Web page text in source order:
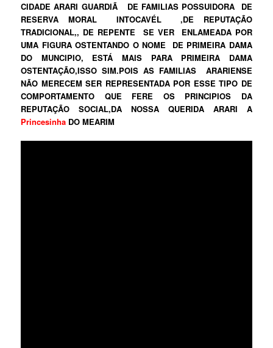
CIDADE ARARI GUARDIÃ DE FAMILIAS POSSUIDORA DE
RESERVA MORAL INTOCAVÉL ,DE REPUTAÇÃO
TRADICIONAL,, DE REPENTE SE VER ENLAMEADA POR
UMA FIGURA OSTENTANDO O NOME DE PRIMEIRA DAMA
DO MUNCIPIO, ESTÁ MAIS PARA PRIMEIRA DAMA
OSTENTAÇÃO,ISSO SIM.POIS AS FAMILIAS ARARIENSE
NÃO MERECEM SER REPRESENTADA POR ESSE TIPO DE
COMPORTAMENTO QUE FERE OS PRINCIPIOS DA
REPUTAÇÃO SOCIAL,DA NOSSA QUERIDA ARARI A
Princesinha DO MEARIM